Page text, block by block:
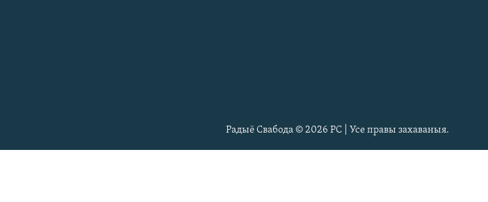
Радыё Свабода © 2026 РС | Усе правы захаваныя.